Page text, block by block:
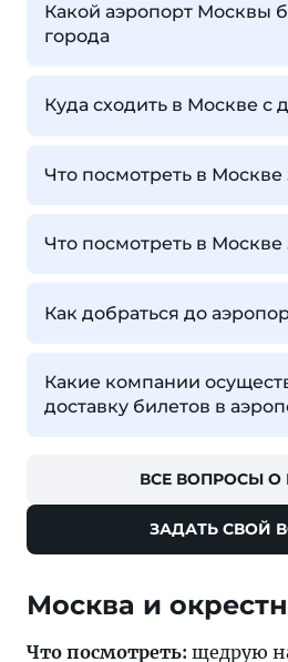
Какой аэропорт Москвы
города
Куда сходить в Москве с
Что посмотреть в Москве
Что посмотреть в
Как добраться до
Какие компании
доставку билетов в
ВСЕ ВОПРОСЫ О
ЗАДАТЬ СВОЙ
Москва и
Что посмотреть: щедрую